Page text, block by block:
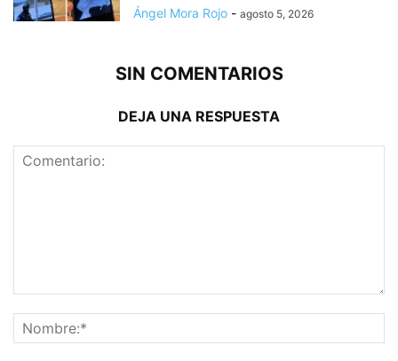
Ángel Mora Rojo - agosto 5, 2026
SIN COMENTARIOS
DEJA UNA RESPUESTA